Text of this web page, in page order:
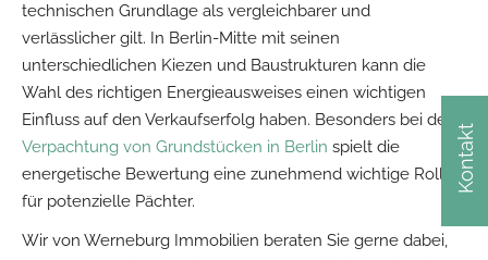
Kontakt
technischen Grundlage als vergleichbarer und
verlässlicher gilt. In Berlin-Mitte mit seinen
unterschiedlichen Kiezen und Baustrukturen kann die
Wahl des richtigen Energieausweises einen wichtigen
Einfluss auf den Verkaufserfolg haben. Besonders bei der
Verpachtung von Grundstücken in Berlin spielt die
energetische Bewertung eine zunehmend wichtige Rolle
für potenzielle Pächter.
Wir von Werneburg Immobilien beraten Sie gerne dabei,